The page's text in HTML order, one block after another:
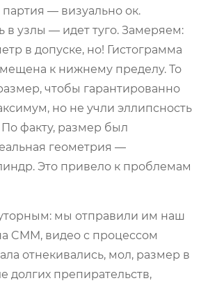
— визуально ок.
в узлы — идет туго. Замеряем:
в допуске, но! Гистограмма
к нижнему пределу. То
чтобы гарантированно
но не учли эллипсность
факту, размер был
геометрия —
Это привело к проблемам
мы отправили им наш
CMM, видео с процессом
отнекивались, мол, размер в
долгих препирательств,